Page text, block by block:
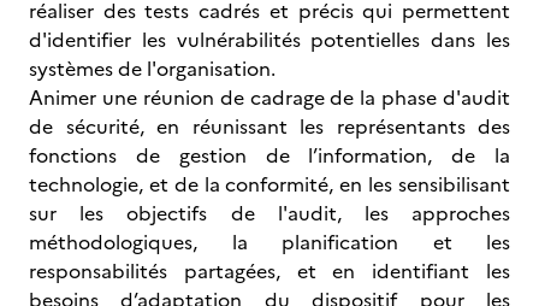
réaliser des tests cadrés et précis qui permettent
d'identifier les vulnérabilités potentielles dans les
systèmes de l'organisation.
Animer une réunion de cadrage de la phase d'audit
de sécurité, en réunissant les représentants des
fonctions de gestion de l’information, de la
technologie, et de la conformité, en les sensibilisant
sur les objectifs de l'audit, les approches
méthodologiques, la planification et les
responsabilités partagées, et en identifiant les
besoins d’adaptation du dispositif pour les